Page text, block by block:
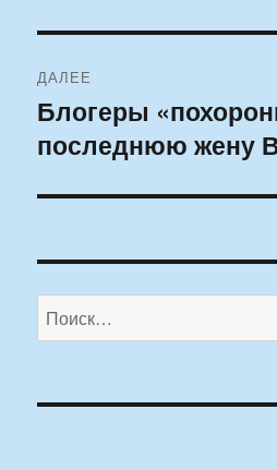
ДАЛЕЕ
Следующая
запись:
Блогеры
последнюю жену
Искать: